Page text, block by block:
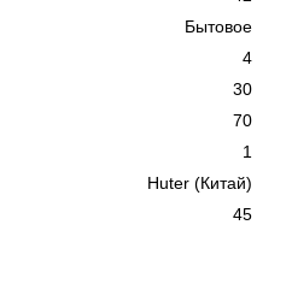
Бытовое
4
30
70
1
Huter (Китай)
45